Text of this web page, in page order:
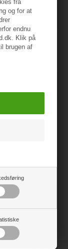
fra
og for at
endnu
Klik på
brugen af
flyver og